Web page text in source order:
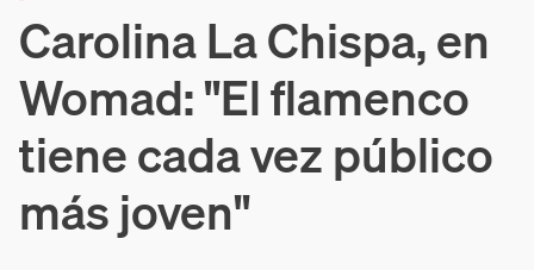
Carolina La Chispa, en
Womad: "El flamenco
tiene cada vez público
más joven"